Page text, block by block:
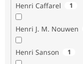
Henri Caffarel 1
Henri J. M. Nouwen
Henri Sanson 1